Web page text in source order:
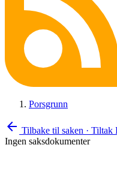
Porsgrunn
arrow_back Tilbake til saken · Tiltak
Ingen saksdokumenter